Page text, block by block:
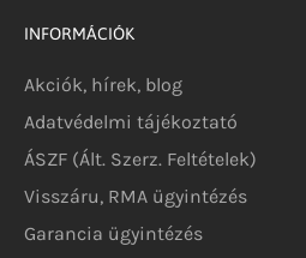
INFORMÁCIÓK
Akciók, hírek, blog
Adatvédelmi tájékoztató
ÁSZF (Ált. Szerz. Feltételek)
Visszáru, RMA ügyintézés
Garancia ügyintézés